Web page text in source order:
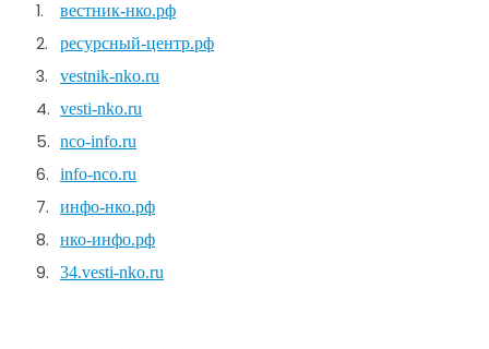
вестник-нко.рф
ресурсный-центр.рф
vestnik-nko.ru
vesti-nko.ru
nco-info.ru
info-nco.ru
инфо-нко.рф
нко-инфо.рф
34.vesti-nko.ru